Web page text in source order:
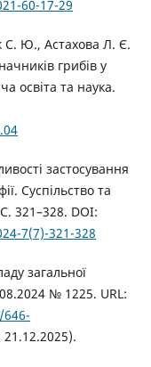
60-17-29
Ю., Астахова Л. Є.
грибів у
освіта та наука.
застосування
Суспільство та
321–328. DOI:
7(7)-321-328
загальної
№ 1225. URL: